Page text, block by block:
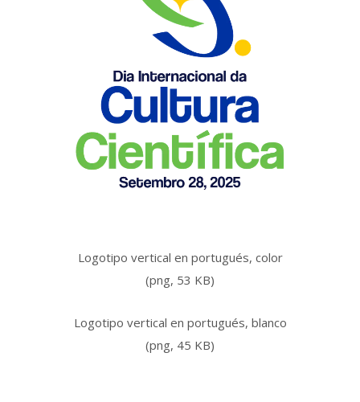
Logotipo vertical en portugués, color
(png, 53 KB)
Logotipo vertical en portugués, blanco
(png, 45 KB)